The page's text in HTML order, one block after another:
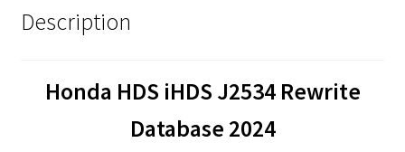
Description
Honda HDS iHDS J2534 Rewrite
Database 2024